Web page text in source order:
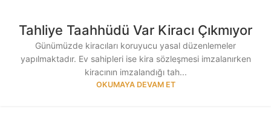
Tahliye Taahhüdü Var Kiracı Çıkmıyor
Günümüzde kiracıları koruyucu yasal düzenlemeler
yapılmaktadır. Ev sahipleri ise kira sözleşmesi imzalanırken
kiracının imzalandığı tah...
OKUMAYA DEVAM ET